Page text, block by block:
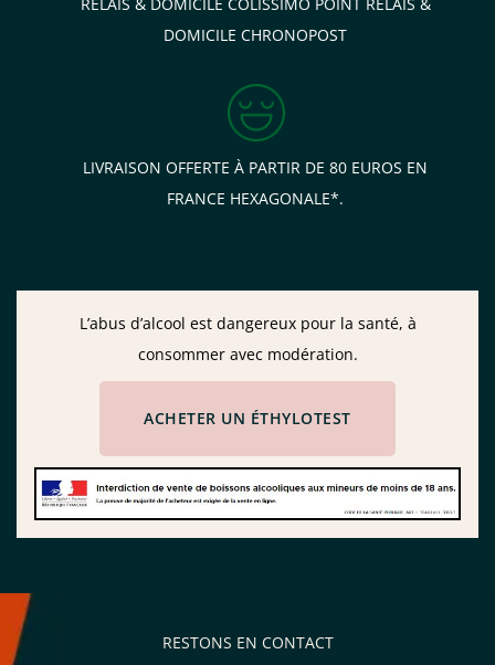
RELAIS & DOMICILE COLISSIMO POINT RELAIS &
DOMICILE CHRONOPOST
LIVRAISON OFFERTE À PARTIR DE 80 EUROS EN
FRANCE HEXAGONALE*.
L’abus d’alcool est dangereux pour la santé, à
consommer avec modération.
ACHETER UN ÉTHYLOTEST
RESTONS EN CONTACT